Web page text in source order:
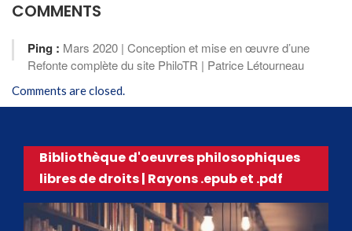
COMMENTS
Ping : Mars 2020 | Conception et mise en œuvre d’une
Refonte complète du site PhiloTR | Patrice Létourneau
Comments are closed.
Bibliothèque d'oeuvres philosophiques
libres de droits | Rayons .epub et .pdf